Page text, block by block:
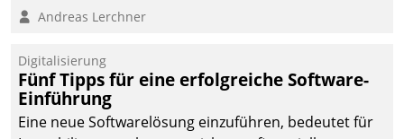
entwickeln.
Andreas Lerchner
Digitalisierung
Fünf Tipps für eine erfolgreiche Software-
Einführung
Eine neue Softwarelösung einzuführen, bedeutet für